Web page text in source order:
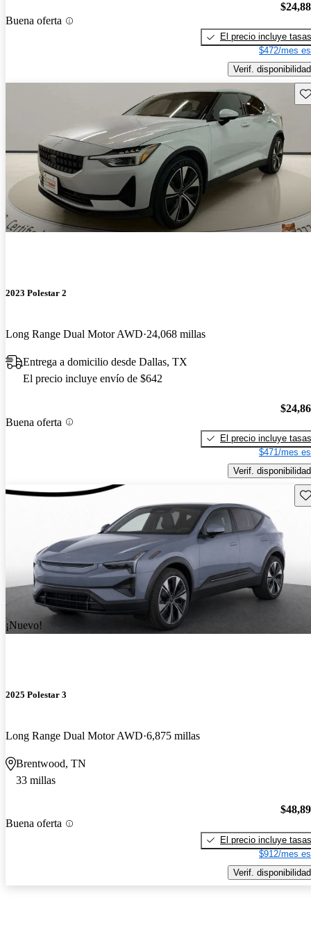
Buena oferta
El precio incluye tasas
$472/mes
Verif. disponibilidad
2023 Polestar 2
Long Range Dual Motor AWD 24,068 millas
Entrega a domicilio desde Dallas, TX
El precio incluye envío de $642
Buena oferta
El precio incluye tasas
$471/mes
Verif. disponibilidad
¡Nuevo!
2025 Polestar 3
Long Range Dual Motor AWD 6,875 millas
Brentwood, TN
33 millas
Buena oferta
El precio incluye tasas
$912/mes
Verif. disponibilidad